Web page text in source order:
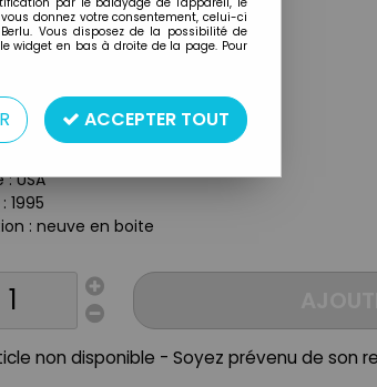
mannequin
: plastique et tissus
USA
1995
: neuve en boite
non disponible - Soyez prévenu de son
donnez votre consentement, celui-ci
Vous disposez de la possibilité de
widget en bas à droite de la page. Pour
ACCEPTER TOUT